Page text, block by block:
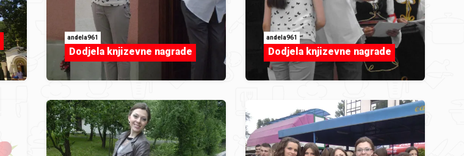
andela961
Dodjela knjizevne nagrade
andela961
Dodjela knjizevne nagrade